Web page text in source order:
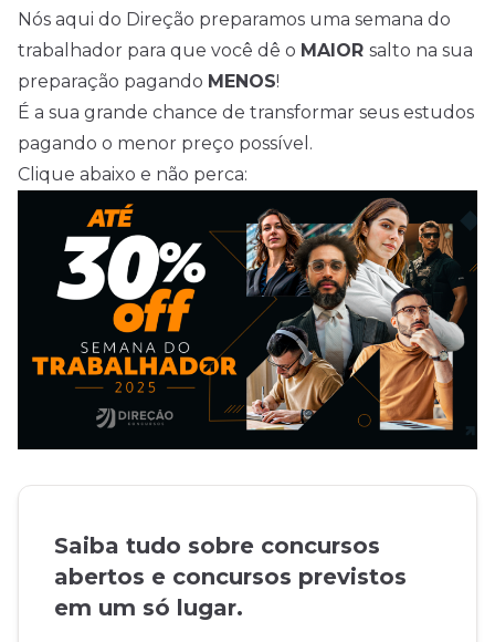
Nós aqui do Direção preparamos uma semana do
trabalhador para que você dê o MAIOR salto na sua
preparação pagando MENOS!
É a sua grande chance de transformar seus estudos
pagando o menor preço possível.
Clique abaixo e não perca:
Saiba tudo sobre concursos
abertos e concursos previstos
em um só lugar.